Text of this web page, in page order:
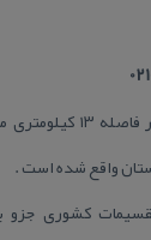
روستای چهل
واقع شده است .
كشوری